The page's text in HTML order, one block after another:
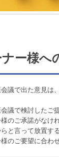
ナー様へ
議で出た意見は
議で検討したご
のご承諾がなけ
と言って放置す
のご要望に合わ